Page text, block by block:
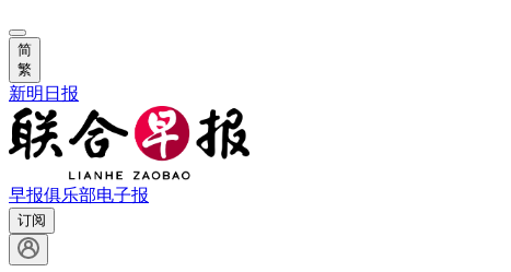
简
繁
新明日报
早报俱乐部电子报
订阅